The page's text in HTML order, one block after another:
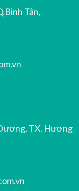
Tân,
TX. Hương